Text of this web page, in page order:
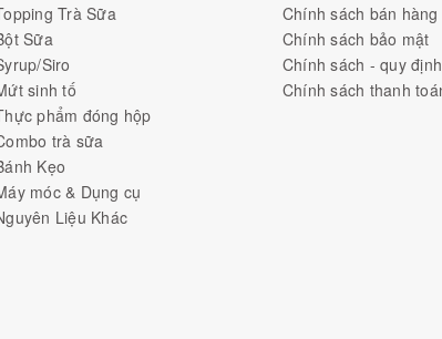
Trà Sữa
Sữa
Siro
sinh tố
phẩm đóng hộp
trà sữa
Kẹo
móc & Dụng cụ
Liệu Khác
Chính sách bán hàng
Chính sách bảo mật
Chính sách - quy
Chính sách thanh